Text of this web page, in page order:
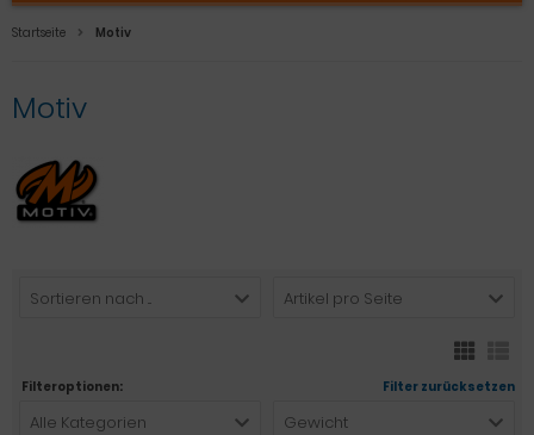
Startseite Motiv
Motiv
Sortieren nach ... Artikel pro Seite
Filteroptionen: Filter zurücksetzen
Alle Kategorien Gewicht